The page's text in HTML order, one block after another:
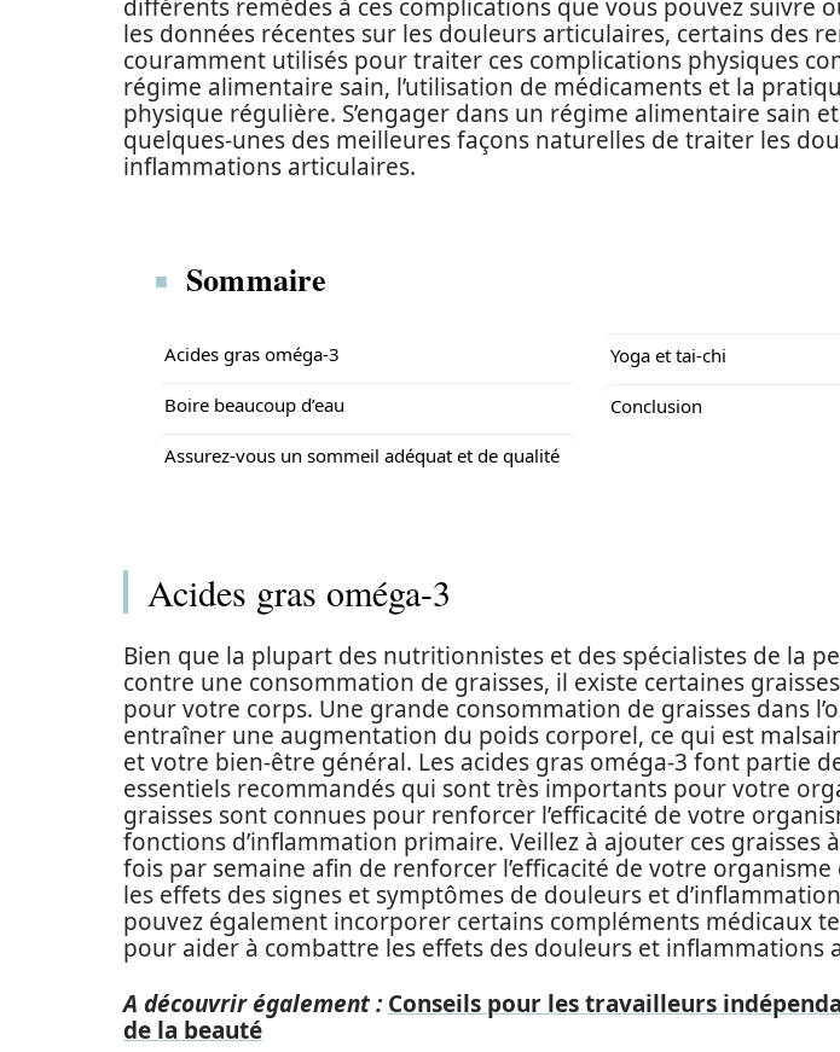
différents remèdes à ces complications que vous pouvez suivre
les données récentes sur les douleurs articulaires, certains des
couramment utilisés pour traiter ces complications physiques
régime alimentaire sain, l’utilisation de médicaments et la
physique régulière. S’engager dans un régime alimentaire sain
quelques-unes des meilleures façons naturelles de traiter les
inflammations articulaires.
Sommaire
Acides gras oméga-3
Boire beaucoup d’eau
Assurez-vous un sommeil adéquat et de qualité
Yoga et tai-chi
Conclusion
Acides gras oméga-3
Bien que la plupart des nutritionnistes et des spécialistes de la
contre une consommation de graisses, il existe certaines
pour votre corps. Une grande consommation de graisses dans
entraîner une augmentation du poids corporel, ce qui est
et votre bien-être général. Les acides gras oméga-3 font partie
essentiels recommandés qui sont très importants pour votre
graisses sont connues pour renforcer l’efficacité de votre
fonctions d’inflammation primaire. Veillez à ajouter ces graisses
fois par semaine afin de renforcer l’efficacité de votre
les effets des signes et symptômes de douleurs et
pouvez également incorporer certains compléments médicaux
pour aider à combattre les effets des douleurs et inflammations
A découvrir également : Conseils pour les travailleurs
de la beauté